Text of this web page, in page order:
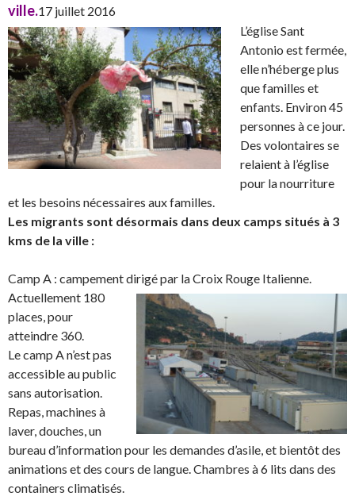
ville.17 juillet 2016
L’église Sant
Antonio est fermée,
elle n’héberge plus
que familles et
enfants. Environ 45
personnes à ce jour.
Des volontaires se
relaient à l’église
pour la nourriture
et les besoins nécessaires aux familles.
Les migrants sont désormais dans deux camps situés à 3
kms de la ville :
Camp A : campement dirigé par la Croix Rouge Italienne.
Actuellement 180
places, pour
atteindre 360.
Le camp A n’est pas
accessible au public
sans autorisation.
Repas, machines à
laver, douches, un
bureau d’information pour les demandes d’asile, et bientôt des
animations et des cours de langue. Chambres à 6 lits dans des
containers climatisés.